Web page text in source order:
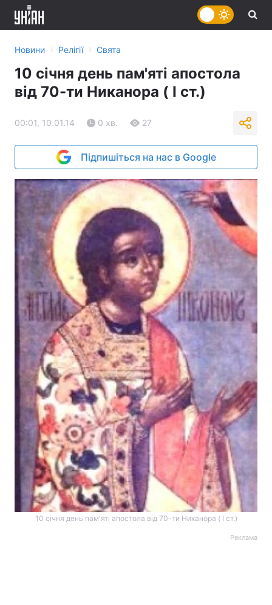
Новини › Релігії › Свята
10 січня день пам'яті апостола
від 70-ти Никанора ( I ст.)
00:01, 10.01.14 0 хв. 27
Підпишіться на нас в Google
10 січня день пам'яті апостола від 70-ти Никанора ( I ст.)
Реклама